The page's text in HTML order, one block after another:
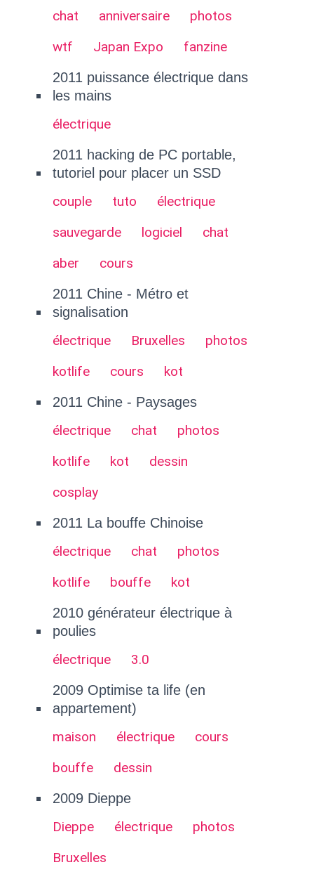
chat anniversaire
photos
wtf
Japan Expo fanzine
2011 puissance électrique dans
les mains
électrique
2011 hacking de PC portable,
tutoriel pour placer un SSD
couple tuto
électrique
sauvegarde
logiciel
chat
aber
cours
2011 Chine - Métro et
signalisation
électrique Bruxelles
photos
kotlife
cours kot
2011 Chine - Paysages
électrique chat
photos
kotlife
kot
dessin
cosplay
2011 La bouffe Chinoise
électrique chat
photos
kotlife
bouffe kot
2010 générateur électrique à
poulies
électrique 3.0
2009 Optimise ta life (en
appartement)
maison électrique
cours
bouffe
dessin
2009 Dieppe
Dieppe électrique
photos
Bruxelles